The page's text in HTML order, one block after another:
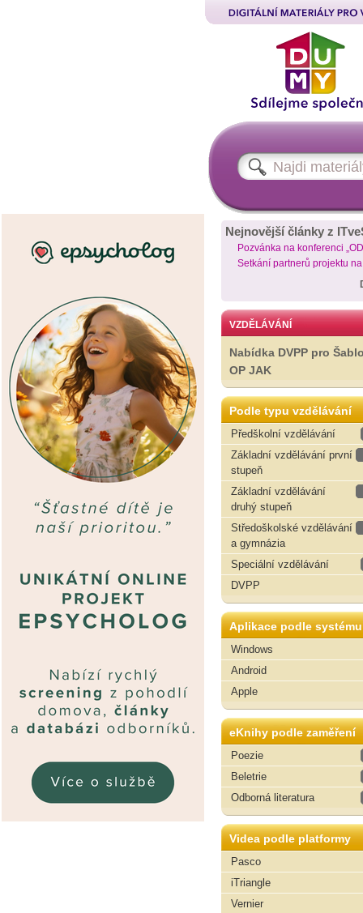
Nejnovější články z
Pozvánka na konferenci
Setkání partnerů projektu
VZDĚLÁVÁNÍ
Nabídka DVPP pro
OP JAK
Podle typu vzdělávání
Předškolní vzdělávání
Základní vzdělávání první
stupeň
Základní vzdělávání
druhý stupeň
Středoškolské vzdělávání
a gymnázia
Speciální vzdělávání
DVPP
Aplikace podle systému
Windows
Android
Apple
eKnihy podle zaměření
Poezie
Beletrie
Odborná literatura
Videa podle platformy
Pasco
iTriangle
Vernier